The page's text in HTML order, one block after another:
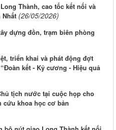
Thành, cao tốc kết nối và
Nhất (26/05/2026)
dựng đồn, trạm biên phòng
triển khai và phát động đợt
kết - Kỷ cương - Hiệu quả
tịch nước tại cuộc họp cho
cứu khoa học cơ bản